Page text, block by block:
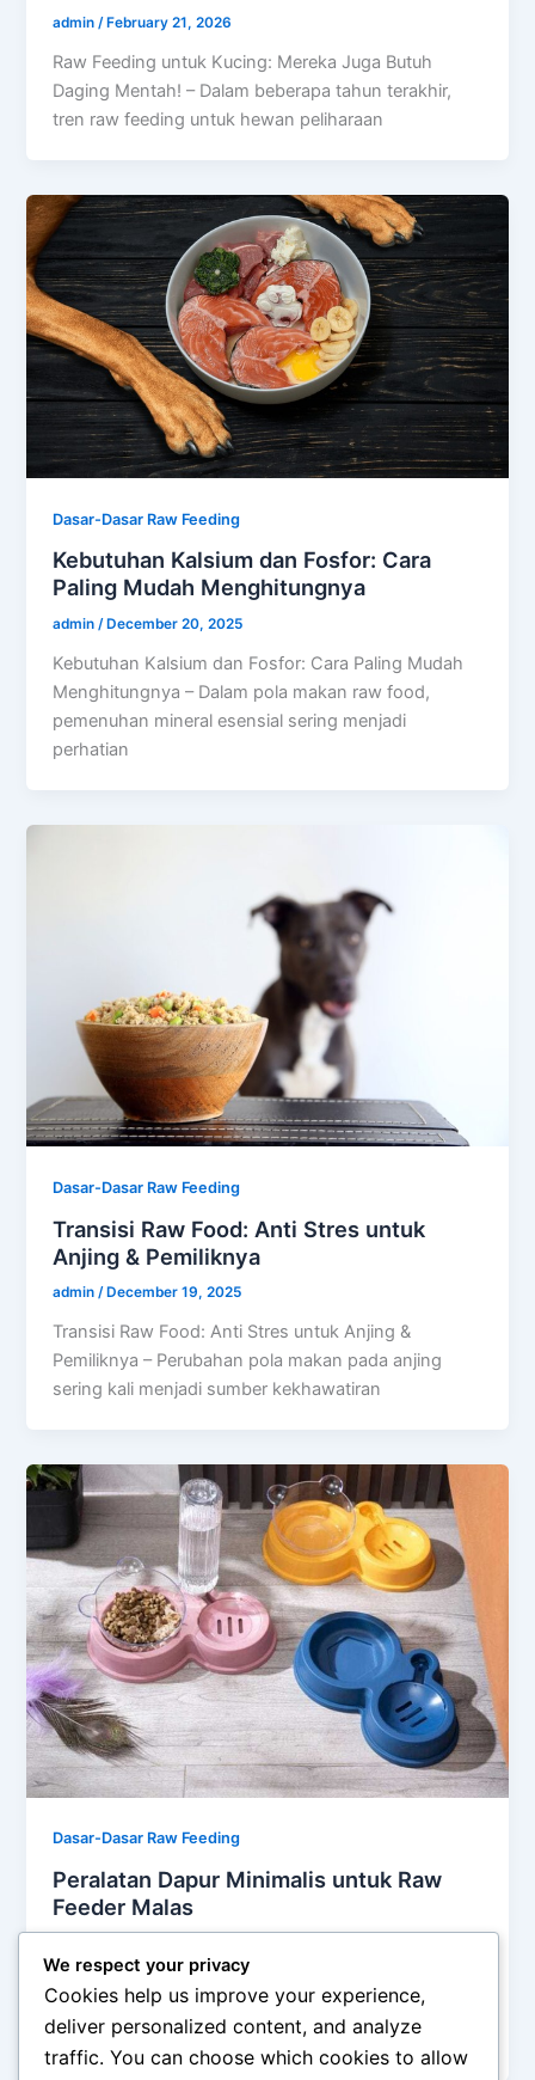
admin/February 21, 2026
Raw Feeding untuk Kucing: Mereka Juga Butuh
Daging Mentah! – Dalam beberapa tahun terakhir,
tren raw feeding untuk hewan peliharaan
Dasar-Dasar Raw Feeding
Kebutuhan Kalsium dan Fosfor: Cara
Paling Mudah Menghitungnya
admin/ December 20, 2025
Kebutuhan Kalsium dan Fosfor: Cara Paling Mudah
Menghitungnya – Dalam pola makan raw food,
pemenuhan mineral esensial sering menjadi
perhatian
Dasar-Dasar Raw Feeding
Transisi Raw Food: Anti Stres untuk
Anjing & Pemiliknya
admin/ December 19, 2025
Transisi Raw Food: Anti Stres untuk Anjing &
Pemiliknya – Perubahan pola makan pada anjing
sering kali menjadi sumber kekhawatiran
Dasar-Dasar Raw Feeding
Peralatan Dapur Minimalis untuk Raw
Feeder Malas
Peralatan Dapur Minimalis untuk Raw Feeder Mala –
Raw feeding sering dianggap merepotkan karena
identik dengan proses potong, timbang, dan
We respect your privacy
Cookies help us improve your experience,
deliver personalized content, and analyze
traffic. You can choose which cookies to allow